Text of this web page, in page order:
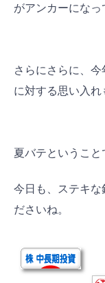
がアンカーになっ
さらにさらに、
に対する思い入れ
夏バテということ
今日も、ステキな
ださいね。